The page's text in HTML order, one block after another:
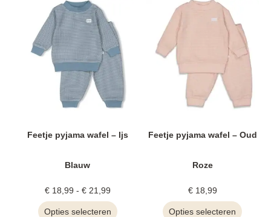
Feetje pyjama wafel – Ijs
Blauw
€18,99 - €21,99
Opties selecteren
Feetje pyjama wafel – Oud
Roze
€18,99
Opties selecteren